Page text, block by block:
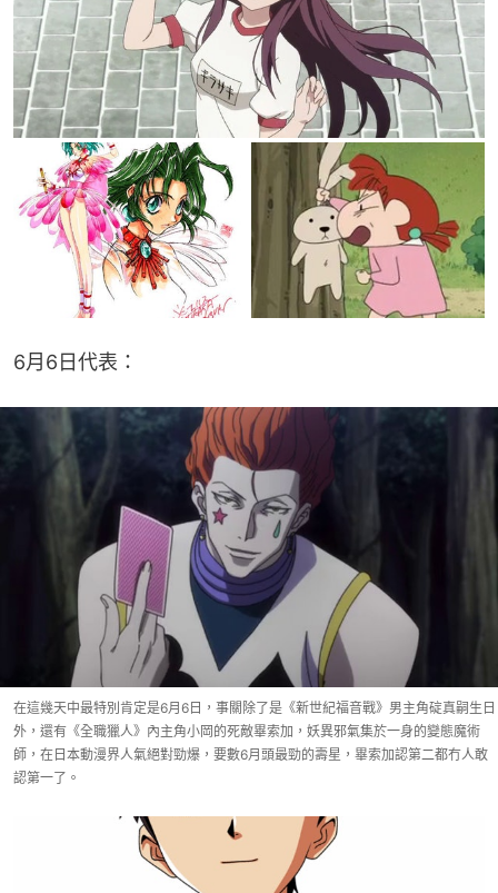
6月6日代表：
在這幾天中最特別肯定是6月6日，事關除了是《新世紀福音戰》男主角碇真嗣生日
外，還有《全職獵人》內主角小岡的死敵畢索加，妖異邪氣集於一身的變態魔術
師，在日本動漫界人氣絕對勁爆，要數6月頭最勁的壽星，畢索加認第二都冇人敢
認第一了。